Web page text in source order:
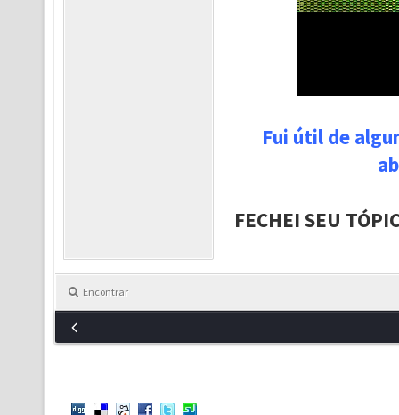
Fui útil de
FECHEI SEU
Encontrar